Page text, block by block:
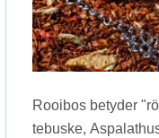
Rooibos betyder
tebuske,